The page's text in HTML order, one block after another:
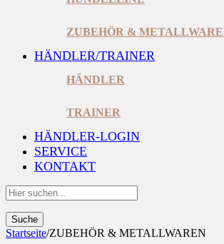
ZUBEHÖR &
HÄNDLER/TRAINER
HÄNDLER
TRAINER
HÄNDLER-LOGIN
SERVICE
KONTAKT
Suche
Startseite/ZUBEHÖR & METALLWAREN